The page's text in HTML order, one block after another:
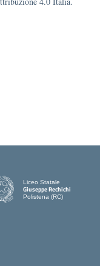
Liceo Statale
Giuseppe Rechichi
Polistena (RC)